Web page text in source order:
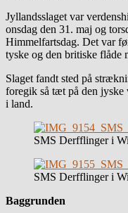
Jyllandsslaget var
onsdag den 31. maj og
Himmelfartsdag. Det var
tyske og den britiske flåde
Slaget fandt sted på
foregik så tæt på den jyske
i land.
SMS Derfflinger i
SMS Derfflinger i
Baggrunden